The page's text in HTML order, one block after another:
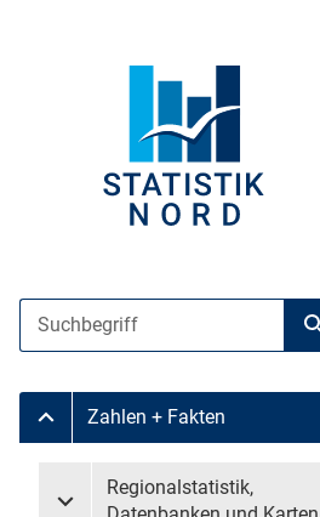
Suche
Untermenü Zahlen + Fakten
Zahlen + Fakten
Untermenü überspringen
Regionalstatistik,